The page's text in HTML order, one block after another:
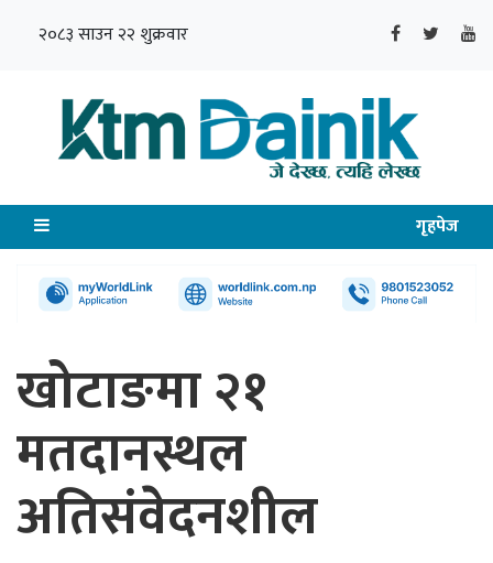
२०८३ साउन २२ शुक्रवार
गृहपेज
खोटाङमा २१
मतदानस्थल
अतिसंवेदनशील